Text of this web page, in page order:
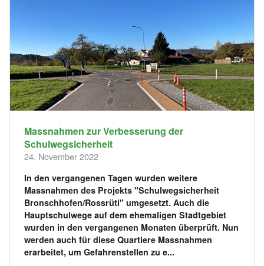
Massnahmen zur Verbesserung der
Schulwegsicherheit
24. November 2022
In den vergangenen Tagen wurden weitere
Massnahmen des Projekts "Schulwegsicherheit
Bronschhofen/Rossrüti" umgesetzt. Auch die
Hauptschulwege auf dem ehemaligen Stadtgebiet
wurden in den vergangenen Monaten überprüft. Nun
werden auch für diese Quartiere Massnahmen
erarbeitet, um Gefahrenstellen zu e...